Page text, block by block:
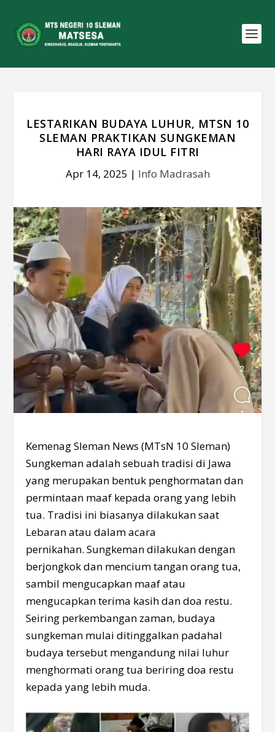
LESTARIKAN BUDAYA LUHUR, MTSN 10
SLEMAN PRAKTIKAN SUNGKEMAN
HARI RAYA IDUL FITRI
Apr 14, 2025 | Info Madrasah
Kemenag Sleman News (MTsN 10 Sleman)
Sungkeman adalah sebuah tradisi di Jawa
yang merupakan bentuk penghormatan dan
permintaan maaf kepada orang yang lebih
tua. Tradisi ini biasanya dilakukan saat
Lebaran atau dalam acara
pernikahan. Sungkeman dilakukan dengan
berjongkok dan mencium tangan orang tua,
sambil mengucapkan maaf atau
mengucapkan terima kasih dan doa restu.
Seiring perkembangan zaman, budaya
sungkeman mulai ditinggalkan padahal
budaya tersebut mengandung nilai luhur
menghormati orang tua beriring doa restu
kepada yang lebih muda.